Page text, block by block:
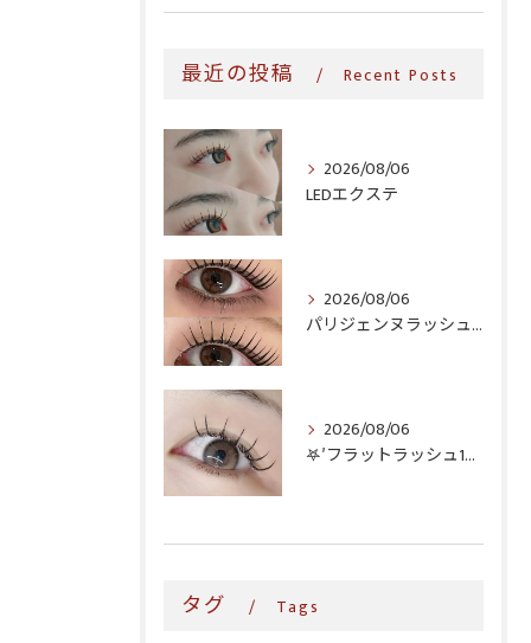
最近の投稿 Recent Posts
2026/08/06
LEDエクステ
2026/08/06
パリジェンヌラッシュリフト♪
2026/08/06
𖤐′フラットラッシュ140本♥️
タグ Tags